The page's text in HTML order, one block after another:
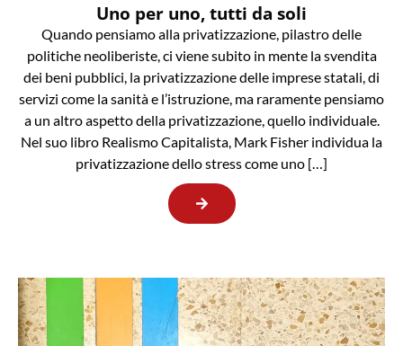
Uno per uno, tutti da soli
Quando pensiamo alla privatizzazione, pilastro delle
politiche neoliberiste, ci viene subito in mente la svendita
dei beni pubblici, la privatizzazione delle imprese statali, di
servizi come la sanità e l’istruzione, ma raramente pensiamo
a un altro aspetto della privatizzazione, quello individuale.
Nel suo libro Realismo Capitalista, Mark Fisher individua la
privatizzazione dello stress come uno […]